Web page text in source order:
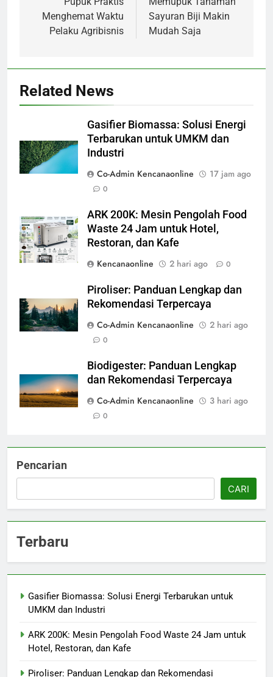
Menghemat Waktu
Pelaku Agribisnis
Sayuran Biji Makin
Mudah Saja
Related News
Gasifier Biomassa: Solusi Energi
Terbarukan untuk UMKM dan
Industri
Co-Admin Kencanaonline
17 jam ago
0
ARK 200K: Mesin Pengolah Food
Waste 24 Jam untuk Hotel,
Restoran, dan Kafe
Kencanaonline
2 hari ago 0
Piroliser: Panduan Lengkap dan
Rekomendasi Terpercaya
Co-Admin Kencanaonline
2 hari ago
0
Biodigester: Panduan Lengkap
dan Rekomendasi Terpercaya
Co-Admin Kencanaonline
3 hari ago
0
Pencarian
CARI
Terbaru
Gasifier Biomassa: Solusi Energi Terbarukan untuk
UMKM dan Industri
ARK 200K: Mesin Pengolah Food Waste 24 Jam untuk
Hotel, Restoran, dan Kafe
Piroliser: Panduan Lengkap dan Rekomendasi